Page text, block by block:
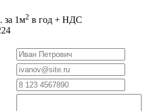
за 1м2 в год + НДС